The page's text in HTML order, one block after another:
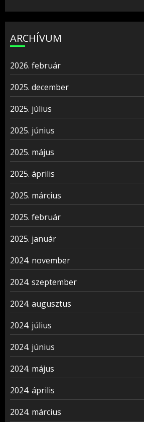
ARCHÍVUM
2026. február
2025. december
2025. július
2025. június
2025. május
2025. április
2025. március
2025. február
2025. január
2024. november
2024. szeptember
2024. augusztus
2024. július
2024. június
2024. május
2024. április
2024. március